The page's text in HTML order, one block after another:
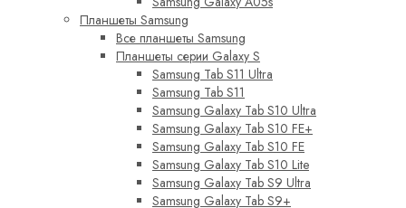
Планшеты Samsung
Все планшеты Samsung
Планшеты серии Galaxy S
Samsung Tab S11 Ultra
Samsung Tab S11
Samsung Galaxy Tab S10 Ultra
Samsung Galaxy Tab S10 FE+
Samsung Galaxy Tab S10 FE
Samsung Galaxy Tab S10 Lite
Samsung Galaxy Tab S9 Ultra
Samsung Galaxy Tab S9+